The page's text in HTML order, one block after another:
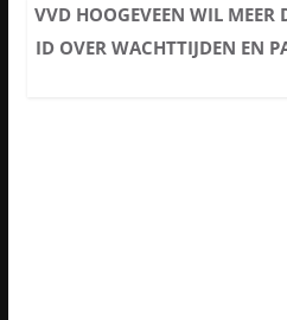
VVD HOOGEVEEN WIL MEER
ID OVER WACHTTIJDEN EN